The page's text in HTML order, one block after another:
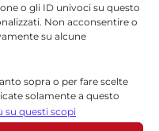
o gli ID univoci su questo
Non acconsentire o
su alcune
sopra o per fare scelte
solamente a questo
in qualsiasi momento,
i pulsanti della Cookie
su questi scopi
I campi